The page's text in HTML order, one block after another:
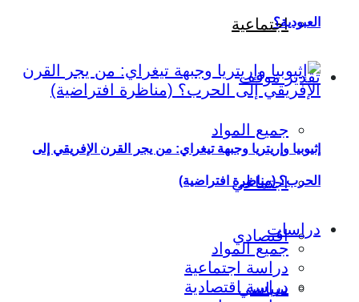
اجتماعية
تقدير موقف
جميع المواد
اجتماعي
اقتصادي
سياسي
العبودية؟
إثيوبيا وإريتريا وجبهة تيغراي: من يجر القرن الإفريقي إلى
الحرب؟ (مناظرة افتراضية)
دراسات
جميع المواد
دراسة اجتماعية
دراسة اقتصادية